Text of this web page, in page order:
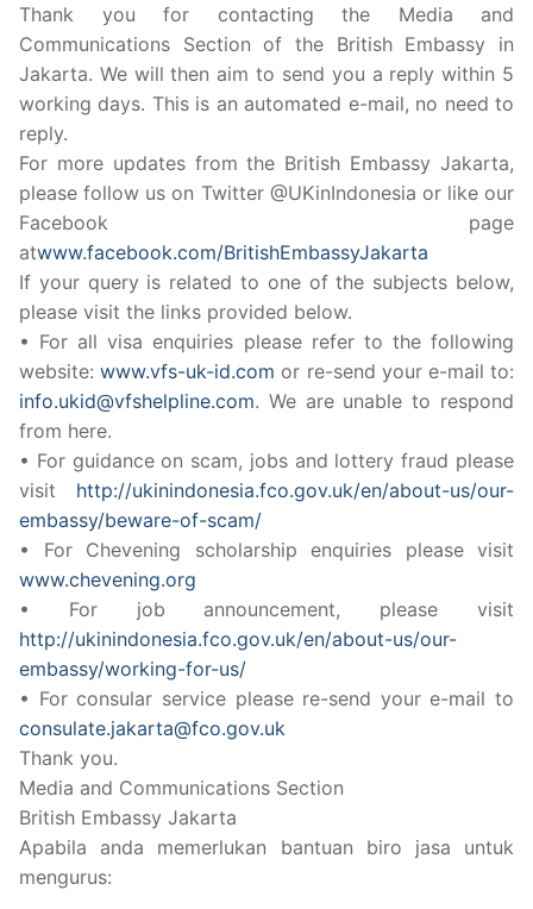
Thank you for contacting the Media and
Communications Section of the British Embassy in
Jakarta. We will then aim to send you a reply within 5
working days. This is an automated e-mail, no need to
reply.
For more updates from the British Embassy Jakarta,
please follow us on Twitter @UKinIndonesia or like our
Facebook page
atwww.facebook.com/BritishEmbassyJakarta
If your query is related to one of the subjects below,
please visit the links provided below.
• For all visa enquiries please refer to the following
website:www.vfs-uk-id.com or re-send your e-mail to:
info.ukid@vfshelpline.com. We are unable to respond
from here.
• For guidance on scam, jobs and lottery fraud please
visit http://ukinindonesia.fco.gov.uk/en/about-us/our-
embassy/beware-of-scam/
• For Chevening scholarship enquiries please visit
www.chevening.org
• For job announcement, please visit
http://ukinindonesia.fco.gov.uk/en/about-us/our-
embassy/working-for-us/
• For consular service please re-send your e-mail to
consulate.jakarta@fco.gov.uk
Thank you.
Media and Communications Section
British Embassy Jakarta
Apabila anda memerlukan bantuan biro jasa untuk
mengurus: